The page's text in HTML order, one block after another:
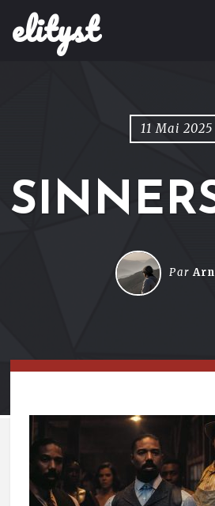
elityst
Skip to content
11 Mai 2025
Par